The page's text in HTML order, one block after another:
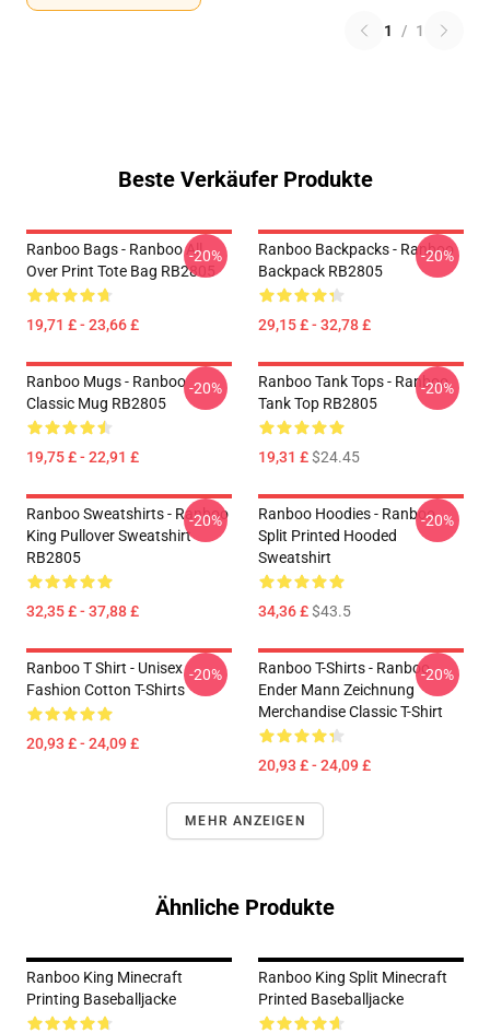
1 / 1
Beste Verkäufer Produkte
Ranboo Bags - Ranboo All
Over Print Tote Bag RB2805
19,71 £ - 23,66 £
-20%
Ranboo Backpacks - Ranboo
Backpack RB2805
29,15 £ - 32,78 £
-20%
Ranboo Mugs - Ranboo
Classic Mug RB2805
19,75 £ - 22,91 £
-20%
Ranboo Tank Tops - Ranboo
Tank Top RB2805
19,31 £$24.45
-20%
Ranboo Sweatshirts - Ranboo
King Pullover Sweatshirt
RB2805
32,35 £ - 37,88 £
-20%
Ranboo Hoodies - Ranboo
Split Printed Hooded
Sweatshirt
34,36 £$43.5
-20%
Ranboo T Shirt - Unisex
Fashion Cotton T-Shirts
20,93 £ - 24,09 £
-20%
Ranboo T-Shirts - Ranboo
Ender Mann Zeichnung
Merchandise Classic T-Shirt
20,93 £ - 24,09 £
-20%
MEHR ANZEIGEN
Ähnliche Produkte
Ranboo King Minecraft
Printing Baseballjacke
Ranboo King Split Minecraft
Printed Baseballjacke